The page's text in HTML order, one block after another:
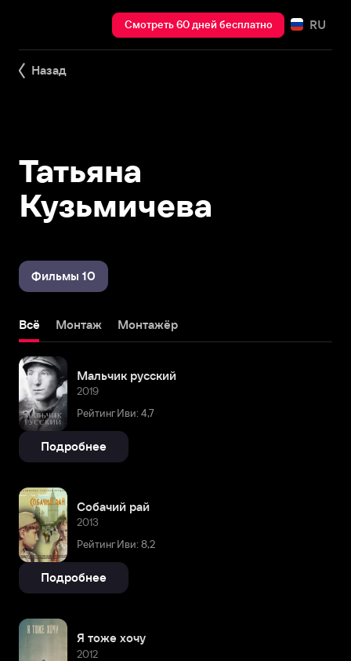
Смотреть 60 дней бесплатно RU
Назад
Татьяна
Кузьмичева
Фильмы 10
Всё Монтаж Монтажёр
Мальчик русский
2019
Рейтинг Иви: 4,7
Подробнее
Собачий рай
2013
Рейтинг Иви: 8,2
Подробнее
Я тоже хочу
2012